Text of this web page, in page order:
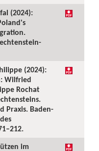
(2024):
(2024):
Wilfried
Rochat
Praxis. Baden-
im